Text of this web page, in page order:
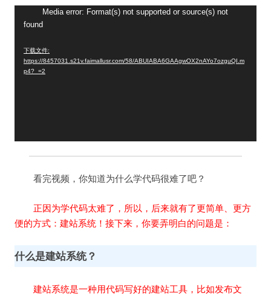
Media error: Format(s) not supported or source(s) not
found
下载文件:
https://8457031.s21v.faimallusr.com/58/ABUIABA6GAAgwOX2nAYo7ozguQI.m
p4?_=2
看完视频，你知道为什么学代码很难了吧？
正因为学代码太难了，所以，后来就有了更简单、更方
便的方式：建站系统！接下来，你要弄明白的问题是：
什么是建站系统？
建站系统是一种用代码写好的建站工具，比如发布文